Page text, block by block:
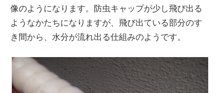
像のようになります。防虫キャップが少し飛び出る
ようなかたちになりますが、飛び出ている部分のす
き間から、水分が流れ出る仕組みのようです。